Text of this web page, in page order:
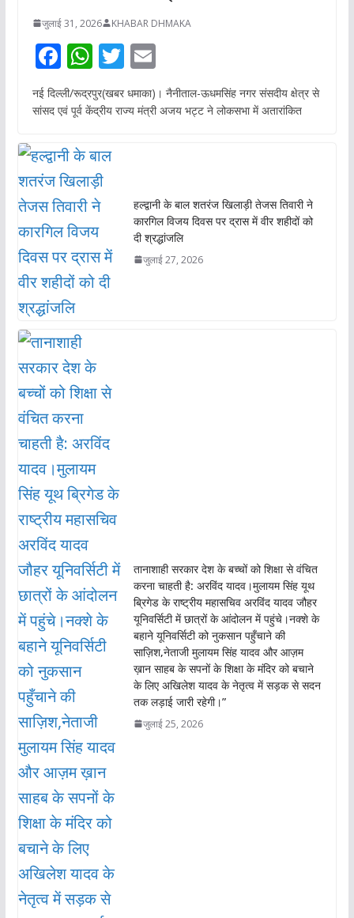
जुलाई 31, 2026 KHABAR DHMAKA
F
ac
e
o
o
k
W
h
at
A
p
p
T
w
itt
E
m
ai
नई दिल्ली/रूद्रपुर(खबर धमाका)। नैनीताल-ऊधमसिंह नगर संसदीय क्षेत्र से
सांसद एवं पूर्व केंद्रीय राज्य मंत्री अजय भट्ट ने लोकसभा में अतारांकित
हल्द्वानी के बाल शतरंज खिलाड़ी तेजस तिवारी ने
कारगिल विजय दिवस पर द्रास में वीर शहीदों को
दी श्रद्धांजलि
जुलाई 27, 2026
तानाशाही सरकार देश के बच्चों को शिक्षा से वंचित
करना चाहती है: अरविंद यादव।मुलायम सिंह यूथ
ब्रिगेड के राष्ट्रीय महासचिव अरविंद यादव जौहर
यूनिवर्सिटी में छात्रों के आंदोलन में पहुंचे।नक्शे के
बहाने यूनिवर्सिटी को नुकसान पहुँचाने की
साज़िश,नेताजी मुलायम सिंह यादव और आज़म
ख़ान साहब के सपनों के शिक्षा के मंदिर को बचाने
के लिए अखिलेश यादव के नेतृत्व में सड़क से सदन
तक लड़ाई जारी रहेगी।”
जुलाई 25, 2026